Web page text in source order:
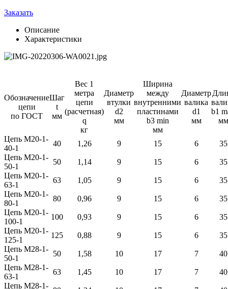
Заказать
Описание
Характеристики
Обозначение
цепи
по ГОСТ
Шаг
t
мм
Вес 1
метра
цепи
(расчетная)
q
кг
Диаметр
втулки
d2
мм
Ширина
между
внутренними
пластинами
b3 min
мм
Диаметр
валика
d1
мм
b1
мм
Цепь М20-1-
40-1
40 1,26 9 15 6
35
Цепь М20-1-
50-1
50 1,14 9 15 6
35
Цепь М20-1-
63-1
63 1,05 9 15 6
35
Цепь М20-1-
80-1
80 0,96 9 15 6
35
Цепь М20-1-
100-1
100 0,93 9 15 6
35
Цепь М20-1-
125-1
125 0,88 9 15 6
35
Цепь М28-1-
50-1
50 1,58 10 17 7
40
Цепь М28-1-
63-1
63 1,45 10 17 7
40
Цепь М28-1-